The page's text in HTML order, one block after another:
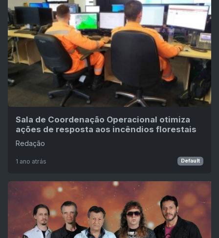
Sala de Coordenação Operacional otimiza
ações de resposta aos incêndios florestais
Redação
1 ano atrás Default